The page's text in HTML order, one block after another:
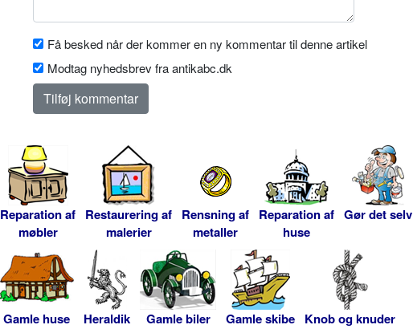
Få besked når der kommer en ny kommentar til denne artikel
Modtag nyhedsbrev fra antikabc.dk
Reparation af
møbler
Restaurering af
malerier
Rensning af
metaller
Reparation af
huse
Gør det selv
Gamle huse Heraldik Gamle biler Gamle skibe Knob og knuder